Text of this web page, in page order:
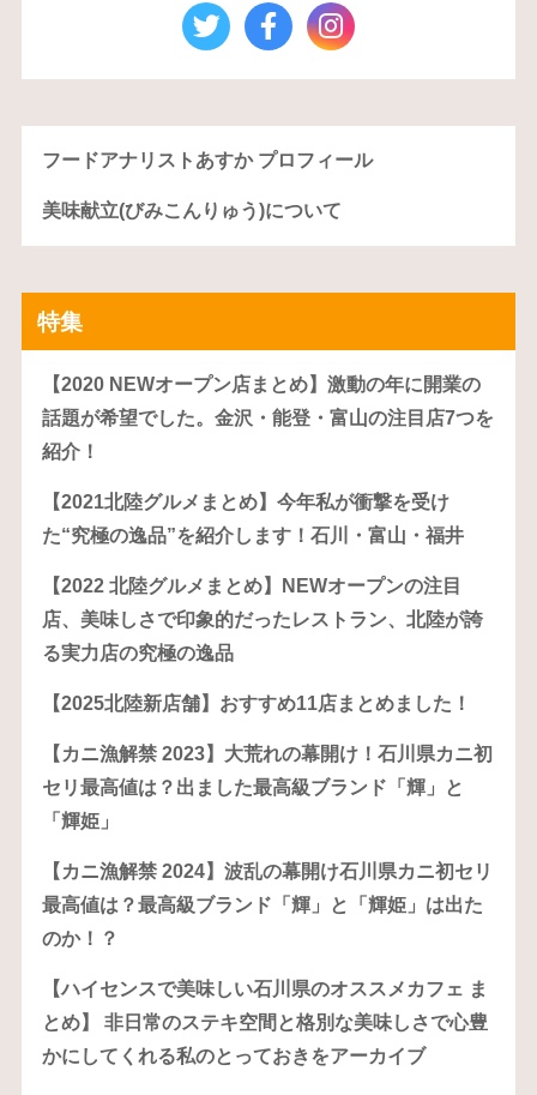
フードアナリストあすか プロフィール
美味献立(びみこんりゅう)について
特集
【2020 NEWオープン店まとめ】激動の年に開業の
話題が希望でした。金沢・能登・富山の注目店7つを
紹介！
【2021北陸グルメまとめ】今年私が衝撃を受け
た“究極の逸品”を紹介します！石川・富山・福井
【2022 北陸グルメまとめ】NEWオープンの注目
店、美味しさで印象的だったレストラン、北陸が誇
る実力店の究極の逸品
【2025北陸新店舗】おすすめ11店まとめました！
【カニ漁解禁 2023】大荒れの幕開け！石川県カニ初
セリ最高値は？出ました最高級ブランド「輝」と
「輝姫」
【カニ漁解禁 2024】波乱の幕開け石川県カニ初セリ
最高値は？最高級ブランド「輝」と「輝姫」は出た
のか！？
【ハイセンスで美味しい石川県のオススメカフェ ま
とめ】 非日常のステキ空間と格別な美味しさで心豊
かにしてくれる私のとっておきをアーカイブ